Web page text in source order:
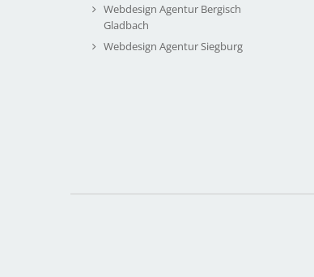
Webdesign Agentur Bergisch
Gladbach
Webdesign Agentur Siegburg